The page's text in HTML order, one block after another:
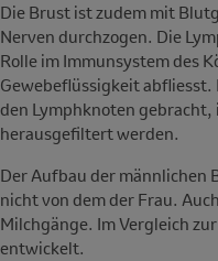
Die Brust ist zudem mit
Nerven durchzogen. Die
Rolle im Immunsystem des
Gewebeflüssigkeit abfliesst.
den Lymphknoten
herausgefiltert werden.
Der Aufbau der männlichen
nicht von dem der Frau.
Milchgänge. Im Vergleich
entwickelt.